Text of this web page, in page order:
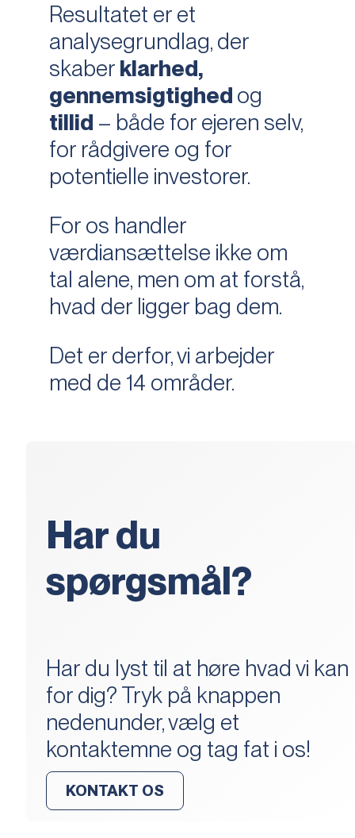
Resultatet er et
analysegrundlag, der
skaber klarhed,
gennemsigtighed og
tillid – både for ejeren selv,
for rådgivere og for
potentielle investorer.
For os handler
værdiansættelse ikke om
tal alene, men om at forstå,
hvad der ligger bag dem.
Det er derfor, vi arbejder
med de 14 områder.
Har du
spørgsmål?
Har du lyst til at høre hvad vi kan
for dig? Tryk på knappen
nedenunder, vælg et
kontaktemne og tag fat i os!
KONTAKT OS